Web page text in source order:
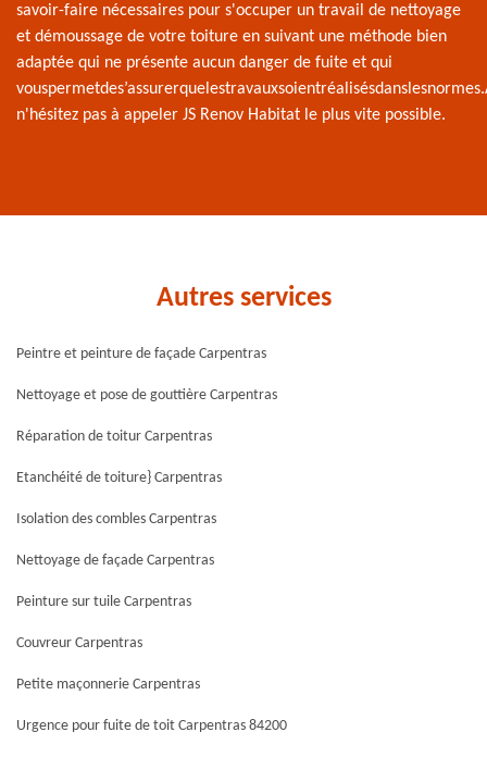
savoir-faire nécessaires pour s'occuper un travail de nettoyage
et démoussage de votre toiture en suivant une méthode bien
adaptée qui ne présente aucun danger de fuite et qui
n'hésitez pas à appeler JS Renov Habitat le plus vite possible.
Autres services
Peintre et peinture de façade Carpentras
Nettoyage et pose de gouttière Carpentras
Réparation de toitur Carpentras
Etanchéité de toiture} Carpentras
Isolation des combles Carpentras
Nettoyage de façade Carpentras
Peinture sur tuile Carpentras
Couvreur Carpentras
Petite maçonnerie Carpentras
Urgence pour fuite de toit Carpentras 84200